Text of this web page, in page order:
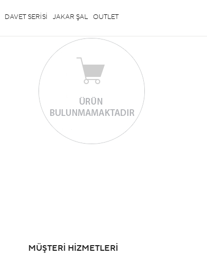
DAVET SERİSİ JAKAR ŞAL OUTLET
MÜŞTERİ HİZMETLERİ